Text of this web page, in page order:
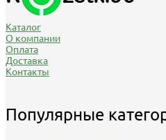
Каталог
О компании
Оплата
Доставка
Контакты
Популярные